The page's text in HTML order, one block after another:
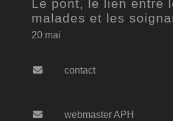
Le pont, le lien entre
malades et les
20 mai
contact
webmaster APH